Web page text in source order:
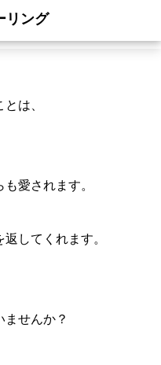
リング
は、
愛されます。
してくれます。
せんか？